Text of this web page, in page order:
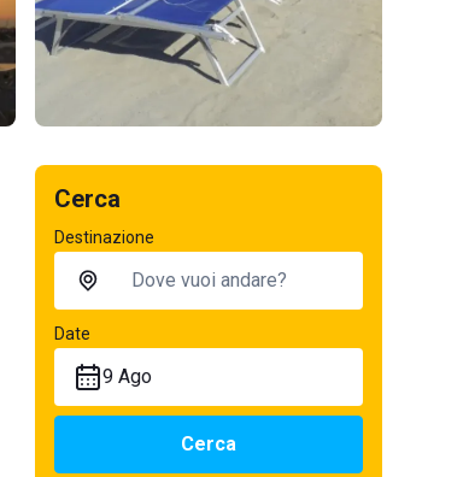
Cerca
Destinazione
Date
9 Ago
Cerca